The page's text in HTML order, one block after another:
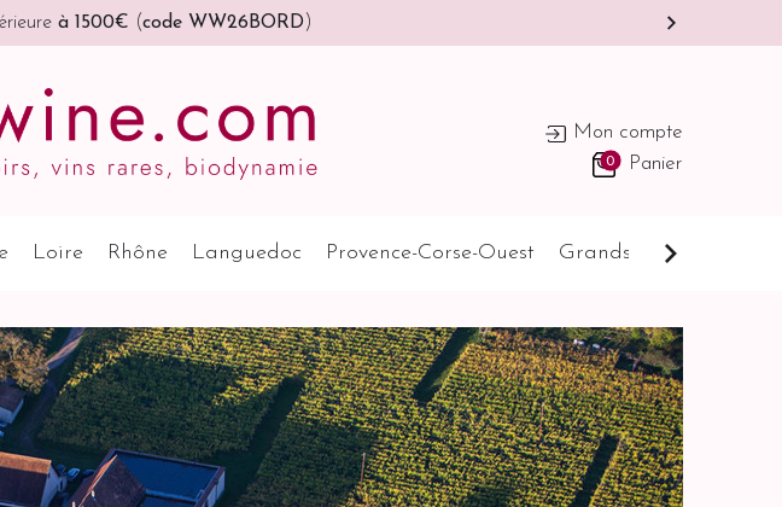
Allemagne, Belgique, Pays-Bas)
Mon compte
Panier
0
Loire Rhône Languedoc Provence-Corse-Ouest Grands Pays